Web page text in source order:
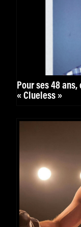
Pour ses 48
« Clueless »